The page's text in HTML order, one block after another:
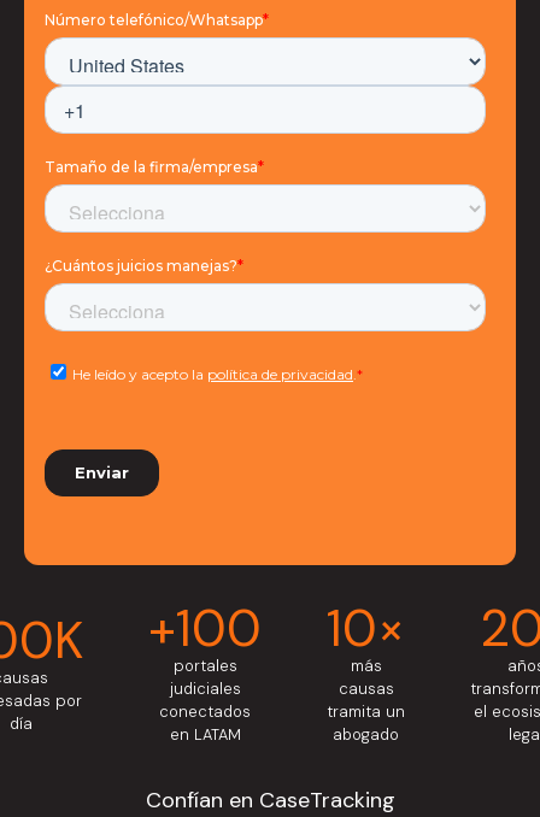
por
día
+100
portales
judiciales
conectados
en LATAM
10×
más
causas
tramita un
abogado
el
Confían en CaseTracking